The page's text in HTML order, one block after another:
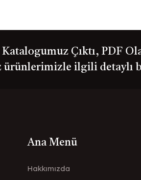
Katalogumuz Çıktı, PDF
ürünlerimizle ilgili detaylı
Ana Menü
Hakkımızda